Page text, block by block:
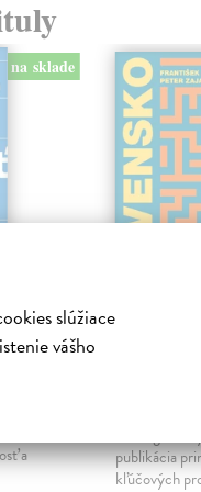
slúžiace
vášho
na sklade
a
sme.
publikácia
kľúčových